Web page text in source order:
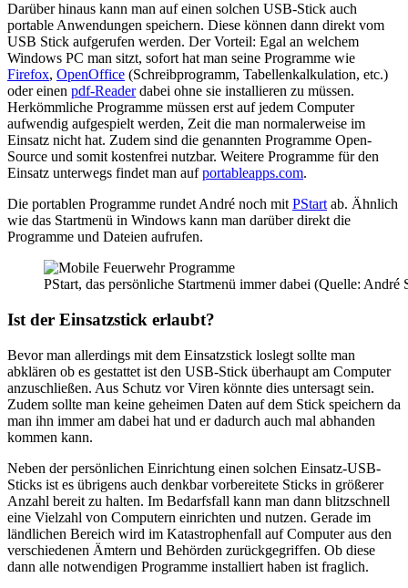
Darüber hinaus kann man auf einen solchen USB-Stick auch
portable Anwendungen speichern. Diese können dann direkt vom
USB Stick aufgerufen werden. Der Vorteil: Egal an welchem
Windows PC man sitzt, sofort hat man seine Programme wie
Firefox, OpenOffice (Schreibprogramm, Tabellenkalkulation, etc.)
oder einen pdf-Readerdabei ohne sie installieren zu müssen.
Herkömmliche Programme müssen erst auf jedem Computer
aufwendig aufgespielt werden, Zeit die man normalerweise im
Einsatz nicht hat. Zudem sind die genannten Programme Open-
Source und somit kostenfrei nutzbar. Weitere Programme für den
Einsatz unterwegs findet man aufportableapps.com.
Die portablen Programme rundet André noch mit PStart ab. Ähnlich
wie das Startmenü in Windows kann man darüber direkt die
Programme und Dateien aufrufen.
PStart, das persönliche Startmenü immer dabei (Quelle: André
Ist der Einsatzstick erlaubt?
Bevor man allerdings mit dem Einsatzstick loslegt sollte man
abklären ob es gestattet ist den USB-Stick überhaupt am Computer
anzuschließen. Aus Schutz vor Viren könnte dies untersagt sein.
Zudem sollte man keine geheimen Daten auf dem Stick speichern da
man ihn immer am dabei hat und er dadurch auch mal abhanden
kommen kann.
Neben der persönlichen Einrichtung einen solchen Einsatz-USB-
Sticks ist es übrigens auch denkbar vorbereitete Sticks in größerer
Anzahl bereit zu halten. Im Bedarfsfall kann man dann blitzschnell
eine Vielzahl von Computern einrichten und nutzen. Gerade im
ländlichen Bereich wird im Katastrophenfall auf Computer aus den
verschiedenen Ämtern und Behörden zurückgegriffen. Ob diese
dann alle notwendigen Programme installiert haben ist fraglich.